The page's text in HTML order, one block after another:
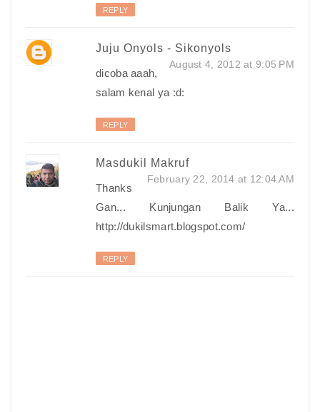
REPLY
Juju Onyols - Sikonyols
August 4, 2012 at 9:05 PM
dicoba aaah,
salam kenal ya :d:
REPLY
Masdukil Makruf
February 22, 2014 at 12:04 AM
Thanks
Gan... Kunjungan Balik Ya...
http://dukilsmart.blogspot.com/
REPLY